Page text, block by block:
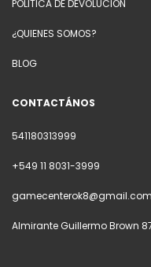
POLITICA DE DEVOLUCION
¿QUIENES SOMOS?
BLOG
CONTACTÁNOS
541180313999
+549 11 8031-3999
gamecenterok8@gmail.com
Almirante Guillermo Brown